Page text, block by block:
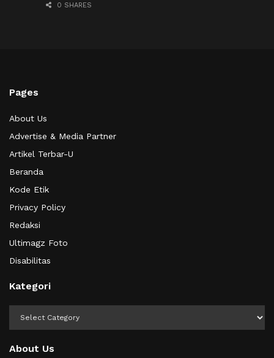
0 SHARES
Pages
About Us
Advertise & Media Partner
Artikel Terbar-U
Beranda
Kode Etik
Privacy Policy
Redaksi
Ultimagz Foto
Disabilitas
Kategori
About Us